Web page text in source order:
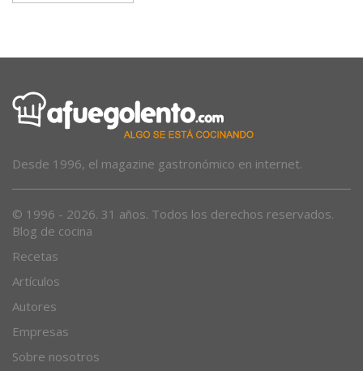
Desde 1996, el magazine gastronómico en internet.
© 1996 - 2026. 31 años. Todos los derechos reservados.
Blog de cocina
Recetas
Artículos
Autores
Empresas
Sobre nosotros